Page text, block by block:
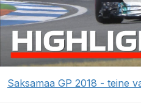
Saksamaa GP 2018 - teine